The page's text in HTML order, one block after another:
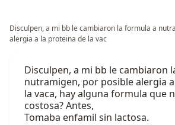
Disculpen, a mi bb le cambiaron la formula a
alergia a la proteina de la vac
Disculpen, a mi bb le cambiaron
nutramigen, por posible alergia
la vaca, hay alguna formula que
costosa? Antes,
Tomaba enfamil sin lactosa.